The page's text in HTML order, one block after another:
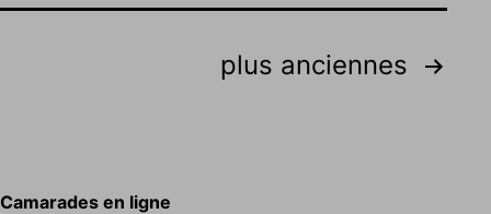
plus anciennes
Camarades en ligne